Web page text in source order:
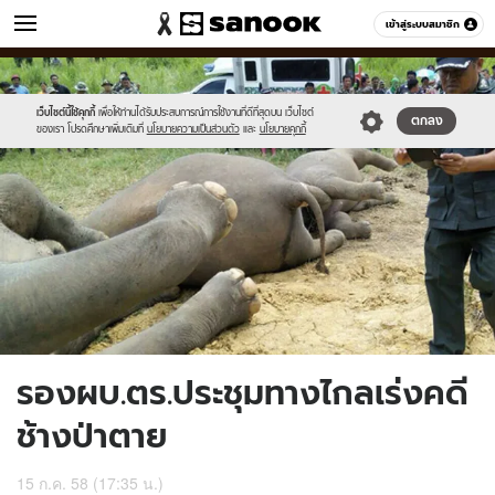
เข้าสู่ระบบสมาชิก
ข่าว หมวดอื่นๆ
เว็บไซต์นี้ใช้คุกกี้ เพื่อให้ท่านได้รับประสบการณ์การใช้งานที่ดีที่สุดบน เว็บไซต์
ของเรา โปรดศึกษาเพิ่มเติมที่ นโยบายความเป็นส่วนตัว และ นโยบายคุกกี้
ตกลง
Sanook
//s.isanook.com/sr/0/images/logo-
new-
sanook.png
600
60
//s.isanook.com/ns/0/ud/366/1830698/632225-
01.jpg
รองผบ.ตร.ประชุมทางไกลเร่งคดี
ช้างป่าตาย
15 ก.ค. 58 (17:35 น.)